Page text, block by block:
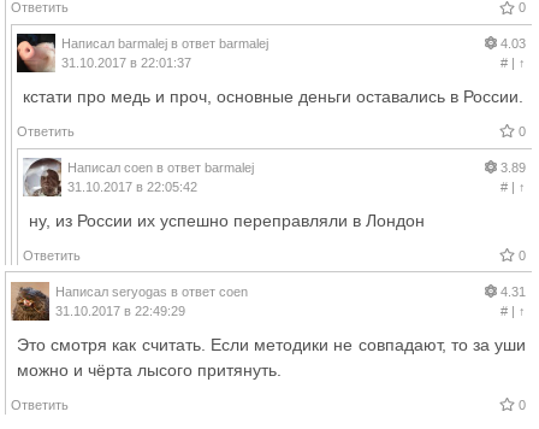
Ответить 0
Написал barmalej в ответ barmalej
31.10.2017 в 22:01:37
4.03
#| ↑
кстати про медь и проч, основные деньги оставались в России.
Ответить 0
Написал coen в ответ barmalej
31.10.2017 в 22:05:42
3.89
#| ↑
ну, из России их успешно переправляли в Лондон
Ответить 0
Написал seryogas в ответ coen
31.10.2017 в 22:49:29
4.31
#| ↑
Это смотря как считать. Если методики не совпадают, то за уши
можно и чёрта лысого притянуть.
Ответить 0